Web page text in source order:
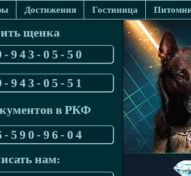
Достижения Гостиница
щенка
943-05-50
943-05-51
в РКФ
590-96-04
нам: